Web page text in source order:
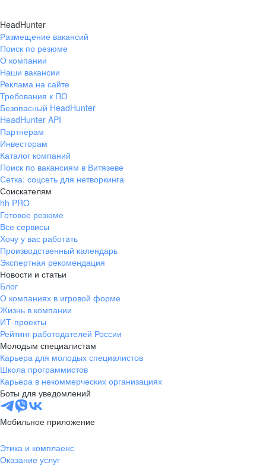
HeadHunter
Размещение вакансий
Поиск по резюме
О компании
Наши вакансии
Реклама на сайте
Требования к ПО
Безопасный HeadHunter
HeadHunter API
Партнерам
Инвесторам
Каталог компаний
Поиск по вакансиям в Витязеве
Сетка: соцсеть для нетворкинга
Соискателям
hh PRO
Готовое резюме
Все сервисы
Хочу у вас работать
Производственный календарь
Экспертная рекомендация
Новости и статьи
Блог
О компаниях в игровой форме
Жизнь в компании
ИТ-проекты
Рейтинг работодателей России
Молодым специалистам
Карьера для молодых специалистов
Школа программистов
Карьера в некоммерческих организациях
Боты для уведомлений
Мобильное приложение
Этика и комплаенс
Оказание услуг